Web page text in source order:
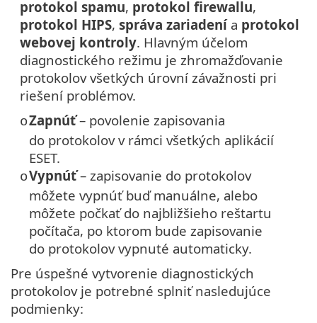
protokol spamu, protokol firewallu,
protokol HIPS, správa zariadenía protokol
webovej kontroly. Hlavným účelom
diagnostického režimu je zhromažďovanie
protokolov všetkých úrovní závažnosti pri
riešení problémov.
oZapnúť– povolenie zapisovania
do protokolov v rámci všetkých aplikácií
ESET.
oVypnúť– zapisovanie do protokolov
môžete vypnúť buď manuálne, alebo
môžete počkať do najbližšieho reštartu
počítača, po ktorom bude zapisovanie
do protokolov vypnuté automaticky.
Pre úspešné vytvorenie diagnostických
protokolov je potrebné splniť nasledujúce
podmienky: